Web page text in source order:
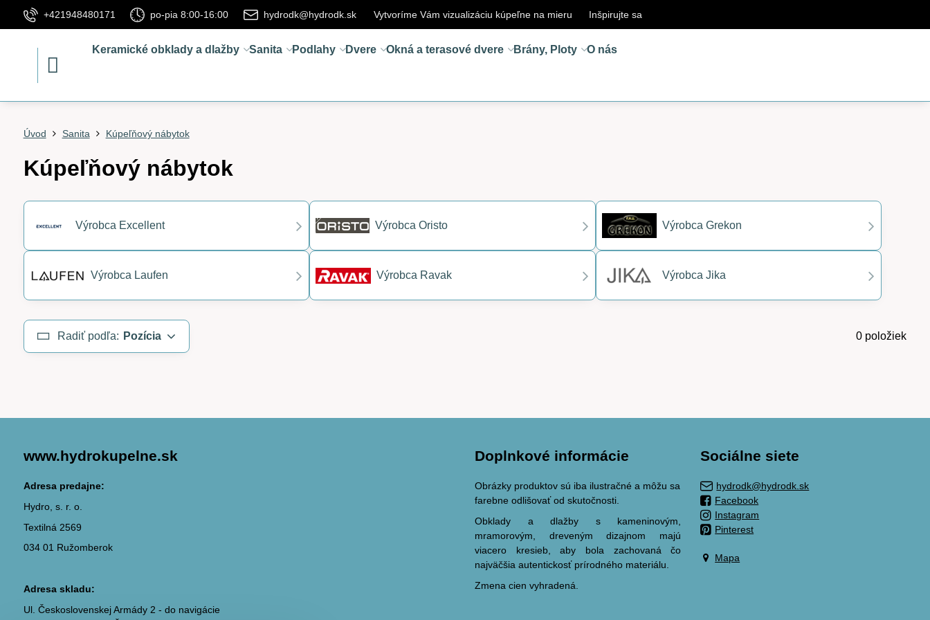
+421948480171 po-pia 8:00-16:00 hydrodk@hydrodk.sk Vytvoríme Vám vizualizáciu kúpeľne na mieru Inšpirujte sa
Keramické obklady a dlažby Sanita Podlahy Dvere Okná a terasové dvere Brány, Ploty O nás
Úvod Sanita Kúpeľňový nábytok
Kúpeľňový nábytok
Výrobca Excellent Výrobca Oristo Výrobca Grekon
Výrobca Laufen Výrobca Ravak Výrobca Jika
Radiť podľa: Pozícia 0 položiek
www.hydrokupelne.sk
Adresa predajne:
Hydro, s. r. o.
Textilná 2569
034 01 Ružomberok
Adresa skladu:
Ul. Československej Armády 2 - do navigácie
Doplnkové informácie
Obrázky produktov sú iba ilustračné a môžu sa
farebne odlišovať od skutočnosti.
Obklady a dlažby s kameninovým,
mramorovým, dreveným dizajnom majú
viacero kresieb, aby bola zachovaná čo
najväčšia autentickosť prírodného materiálu.
Zmena cien vyhradená.
Sociálne siete
hydrodk@hydrodk.sk
Facebook
Instagram
Pinterest
Mapa